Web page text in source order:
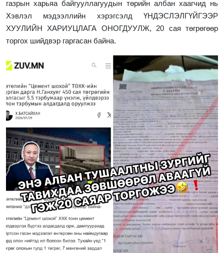
газрын харьяа байгууллагуудын төрийн албан хаагчид нь
Хэвлэл мэдээллийн хэрэгсэлд ҮНДЭСЛЭЛГҮЙГЭЭР
ХУУЛИЙН ХАРИУЦЛАГА ОНОГДУУЛЖ, 20 сая төгрөгөөр
торгох шийдвэр гаргасан байна.